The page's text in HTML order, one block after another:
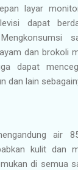
layar
dapat
dan brokoli
dapat
dan lain
air
kulit dan
di semua